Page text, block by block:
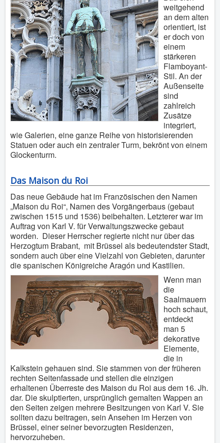
weitgehend
an dem alten
orientiert, ist
er doch von
einem
stärkeren
Flamboyant-
Stil. An der
Außenseite
sind
zahlreich
Zusätze
integriert,
wie Galerien, eine ganze Reihe von historisierenden
Statuen oder auch ein zentraler Turm, bekrönt von einem
Glockenturm.
Das Maison du Roi
Das neue Gebäude hat im Französischen den Namen
„Maison du Roi“, Namen des Vorgängerbaus (gebaut
zwischen 1515 und 1536) beibehalten. Letzterer war im
Auftrag von Karl V. für Verwaltungszwecke gebaut
worden. Dieser Herrscher regierte nicht nur über das
Herzogtum Brabant, mit Brüssel als bedeutendster Stadt,
sondern auch über eine Vielzahl von Gebieten, darunter
die spanischen Königreiche Aragón und Kastilien.
Wenn man
die
Saalmauern
hoch schaut,
entdeckt
man 5
dekorative
Elemente,
die in
Kalkstein gehauen sind. Sie stammen von der früheren
rechten Seitenfassade und stellen die einzigen
erhaltenen Überreste des Maison du Roi aus dem 16. Jh.
dar. Die skulptierten, ursprünglich gemalten Wappen an
den Seiten zeigen mehrere Besitzungen von Karl V. Sie
sollten dazu beitragen, sein Ansehen im Herzen von
Brüssel, einer seiner bevorzugten Residenzen,
hervorzuheben.